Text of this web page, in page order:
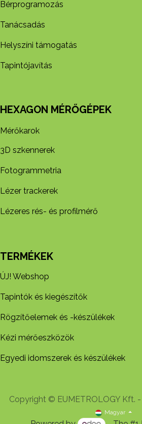
Bérprogramozás
Tanácsadás
Helyszíni támogatás
Tapintójavítás
HEXAGON MÉRŐGÉPEK
Mérőkarok
3D szkennerek
Fotogrammetria
Lézer trackerek
Lézeres rés- és profilmérő
TERMÉKEK
ÚJ! Webshop
Tapintók és kiegészítők
Rögzítőelemek és -készül​ékek
Kézi mérőeszközök
Egyedi idomszerek és készülékek
Copyright © EUMETROLOGY Kft. -
Magyar